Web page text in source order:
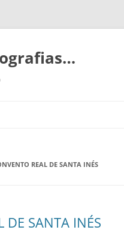
REAL DE SANTA INÉS
DE SANTA INÉS